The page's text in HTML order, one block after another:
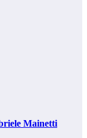
Mainetti